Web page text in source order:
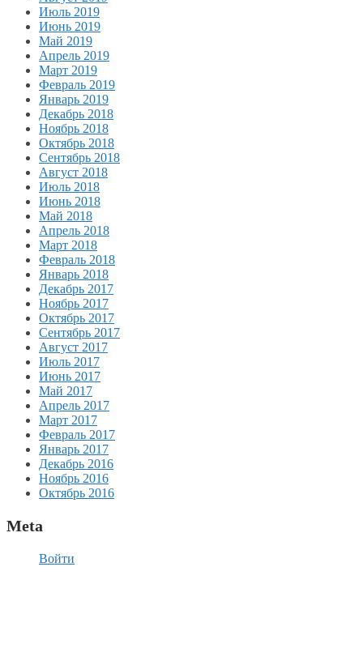
Июль 2019
Июнь 2019
Май 2019
Апрель 2019
Март 2019
Февраль 2019
Январь 2019
Декабрь 2018
Ноябрь 2018
Октябрь 2018
Сентябрь 2018
Август 2018
Июль 2018
Июнь 2018
Май 2018
Апрель 2018
Март 2018
Февраль 2018
Январь 2018
Декабрь 2017
Ноябрь 2017
Октябрь 2017
Сентябрь 2017
Август 2017
Июль 2017
Июнь 2017
Май 2017
Апрель 2017
Март 2017
Февраль 2017
Январь 2017
Декабрь 2016
Ноябрь 2016
Октябрь 2016
Meta
Войти